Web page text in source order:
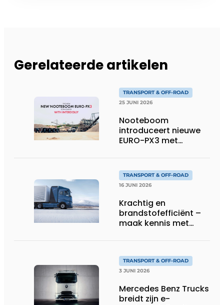
Gerelateerde artikelen
TRANSPORT & OFF-ROAD
25 JUNI 2026
Nooteboom
introduceert nieuwe
EURO-PX3 met
flexibiliteit in speciaal
transport
TRANSPORT & OFF-ROAD
16 JUNI 2026
Krachtig en
brandstofefficiënt –
maak kennis met
TRANSPORT & OFF-ROAD
3 JUNI 2026
Mercedes Benz Trucks
breidt zijn e-